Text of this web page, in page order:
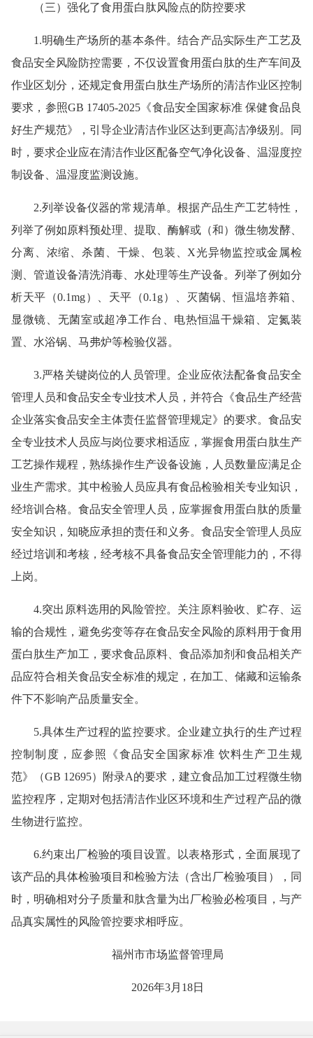
（三）强化了食用蛋白肽风险点的防控要求
1.明确生产场所的基本条件。结合产品实际生产工艺及
食品安全风险防控需要，不仅设置食用蛋白肽的生产车间及
作业区划分，还规定食用蛋白肽生产场所的清洁作业区控制
要求，参照GB 17405-2025《食品安全国家标准 保健食品良
好生产规范》，引导企业清洁作业区达到更高洁净级别。同
时，要求企业应在清洁作业区配备空气净化设备、温湿度控
制设备、温湿度监测设施。
2.列举设备仪器的常规清单。根据产品生产工艺特性，
列举了例如原料预处理、提取、酶解或（和）微生物发酵、
分离、浓缩、杀菌、干燥、包装、X光异物监控或金属检
测、管道设备清洗消毒、水处理等生产设备。列举了例如分
析天平（0.1mg）、天平（0.1g）、灭菌锅、恒温培养箱、
显微镜、无菌室或超净工作台、电热恒温干燥箱、定氮装
置、水浴锅、马弗炉等检验仪器。
3.严格关键岗位的人员管理。企业应依法配备食品安全
管理人员和食品安全专业技术人员，并符合《食品生产经营
企业落实食品安全主体责任监督管理规定》的要求。食品安
全专业技术人员应与岗位要求相适应，掌握食用蛋白肽生产
工艺操作规程，熟练操作生产设备设施，人员数量应满足企
业生产需求。其中检验人员应具有食品检验相关专业知识，
经培训合格。食品安全管理人员，应掌握食用蛋白肽的质量
安全知识，知晓应承担的责任和义务。食品安全管理人员应
经过培训和考核，经考核不具备食品安全管理能力的，不得
上岗。
4.突出原料选用的风险管控。关注原料验收、贮存、运
输的合规性，避免劣变等存在食品安全风险的原料用于食用
蛋白肽生产加工，要求食品原料、食品添加剂和食品相关产
品应符合相关食品安全标准的规定，在加工、储藏和运输条
件下不影响产品质量安全。
5.具体生产过程的监控要求。企业建立执行的生产过程
控制制度，应参照《食品安全国家标准 饮料生产卫生规
范》（GB 12695）附录A的要求，建立食品加工过程微生物
监控程序，定期对包括清洁作业区环境和生产过程产品的微
生物进行监控。
6.约束出厂检验的项目设置。以表格形式，全面展现了
该产品的具体检验项目和检验方法（含出厂检验项目），同
时，明确相对分子质量和肽含量为出厂检验必检项目，与产
品真实属性的风险管控要求相呼应。
福州市市场监督管理局
2026年3月18日